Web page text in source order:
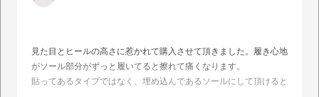
見た目とヒールの高さに惹かれて購入させて頂きました。履き心地
がソール部分がずっと履いてると擦れて痛くなります。
貼ってあるタイプではなく、埋め込んであるソールにして頂けると